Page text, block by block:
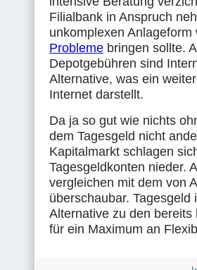
Filialbank in Anspruch
unkomplexen Anlageform
Probleme bringen sollte.
Depotgebühren sind
Alternative, was ein
Internet darstellt.
Da ja so gut wie nichts
dem Tagesgeld nicht
Kapitalmarkt schlagen
Tagesgeldkonten nieder.
vergleichen mit dem von
überschaubar.
Alternative zu den
für ein Maximum an